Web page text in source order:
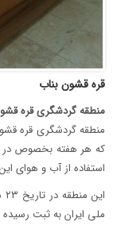
قره قشون بناب
منطقهگردشگریقره
منطقه گردشگری قره
که هر هفته بخصوص در
استفاده از آب و هوای
ملی ایران به ثبت